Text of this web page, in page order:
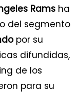
Rams ha
del segmento
por su
difundidas,
de los
para su